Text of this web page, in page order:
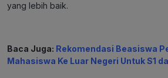
yang lebih baik.
Baca Juga: Rekomendasi Beasiswa
Mahasiswa Ke Luar Negeri Untuk S1